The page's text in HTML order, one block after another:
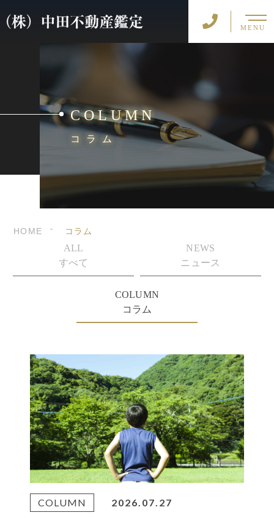
MENU
COLUMN
コラム
HOME コラム
ALL
すべて
NEWS
ニュース
COLUMN
コラム
COLUMN 2026.07.27